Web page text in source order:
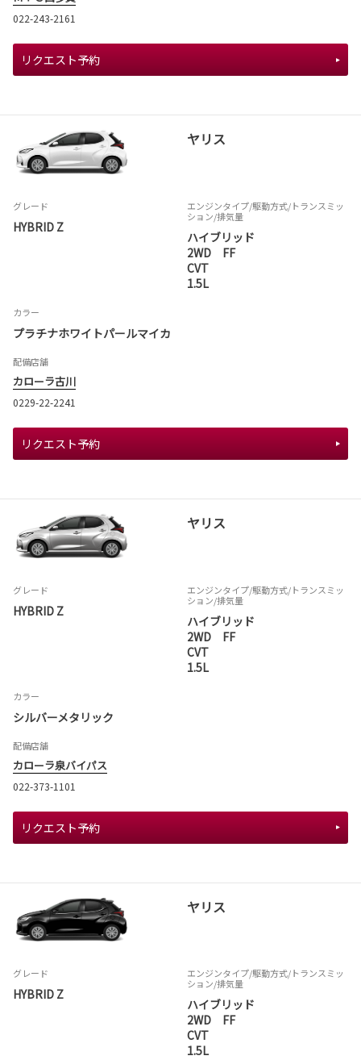
022-243-2161
リクエスト予約
ヤリス
グレード
HYBRID Z
エンジンタイプ/駆動方式/トランスミッ
ション/排気量
ハイブリッド
2WD FF
CVT
1.5L
カラー
プラチナホワイトパールマイカ
配備店舗
カローラ古川
0229-22-2241
リクエスト予約
ヤリス
グレード
HYBRID Z
エンジンタイプ/駆動方式/トランスミッ
ション/排気量
ハイブリッド
2WD FF
CVT
1.5L
カラー
シルバーメタリック
配備店舗
カローラ泉バイパス
022-373-1101
リクエスト予約
ヤリス
グレード
HYBRID Z
エンジンタイプ/駆動方式/トランスミッ
ション/排気量
ハイブリッド
2WD FF
CVT
1.5L